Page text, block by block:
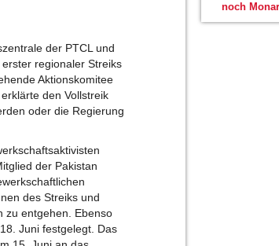
der PTCL und
regionaler Streiks
Aktionskomitee
den Vollstreik
oder die Regierung
der Pakistan
des Streiks und
zu entgehen. Ebenso
Juni festgelegt. Das
noch